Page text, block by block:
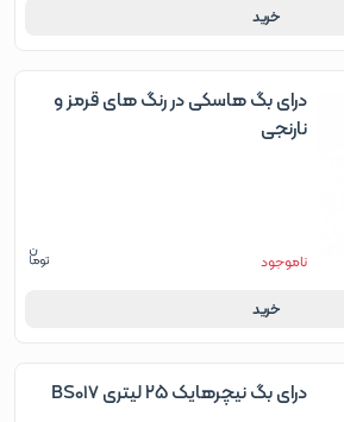
خرید
درای بگ هاسکی در رنگ های قرمز و
نارنجی
ناموجود
خرید
درای بگ نیچرهایک ۲۵ لیتری BS017